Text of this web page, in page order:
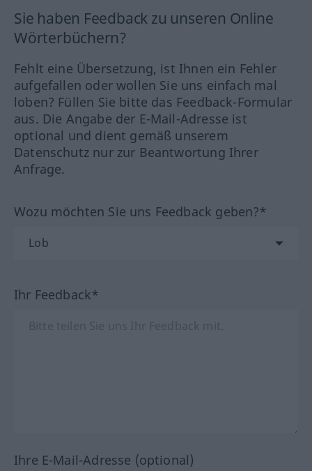
Sie haben Feedback zu unseren Online
Wörterbüchern?
Fehlt eine Übersetzung, ist Ihnen ein Fehler
aufgefallen oder wollen Sie uns einfach mal
loben? Füllen Sie bitte das Feedback-Formular
aus. Die Angabe der E-Mail-Adresse ist
optional und dient gemäß unserem
Datenschutz nur zur Beantwortung Ihrer
Anfrage.
Wozu möchten Sie uns Feedback geben?*
Ihr Feedback*
Ihre E-Mail-Adresse (optional)